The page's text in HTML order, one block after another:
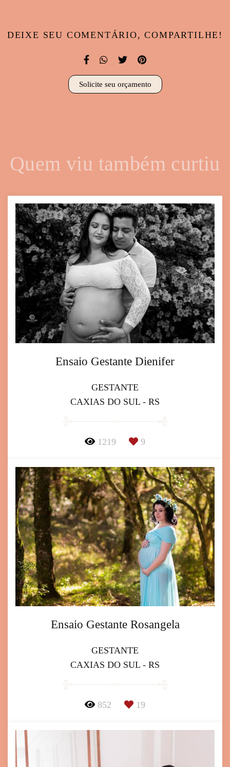
DEIXE SEU COMENTÁRIO, COMPARTILHE!
Solicite seu orçamento
Quem viu também curtiu
Ensaio Gestante Dienifer
GESTANTE
CAXIAS DO SUL - RS
1219 9
Ensaio Gestante Rosangela
GESTANTE
CAXIAS DO SUL - RS
852 19